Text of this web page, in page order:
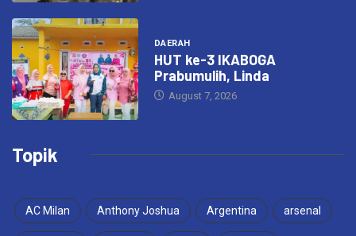
DAERAH
HUT ke-3 IKABOGA
Prabumulih, Linda
August 7, 2026
Topik
AC Milan Anthony Joshua Argentina arsenal